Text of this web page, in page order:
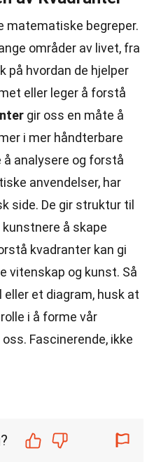
matematiske begreper.
områder av livet, fra
på hvordan de hjelper
eller leger å forstå
gir oss en måte å
i mer håndterbare
analysere og forstå
anvendelser, har
side. De gir struktur til
å skape
kvadranter kan gi
vitenskap og kunst. Så
et diagram, husk at
i å forme vår
Fascinerende, ikke